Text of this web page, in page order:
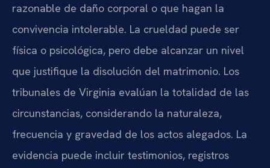
razonable de daño corporal o que hagan la
convivencia intolerable. La crueldad puede ser
física o psicológica, pero debe alcanzar un nivel
que justifique la disolución del matrimonio. Los
tribunales de Virginia evalúan la totalidad de las
circunstancias, considerando la naturaleza,
frecuencia y gravedad de los actos alegados. La
evidencia puede incluir testimonios, registros